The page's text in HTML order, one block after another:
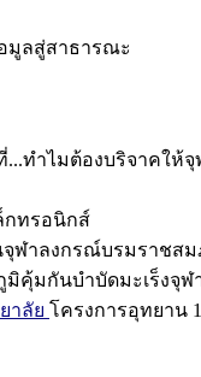
มูลสู่สาธารณะ
...ทำไมต้องบริจาคให้จุ
กทรอนิกส์
จุฬาลงกรณ์บรมราชส
มิคุ้มกันบำบัดมะเร็งจุฬ
าลัย โครงการอุทยาน